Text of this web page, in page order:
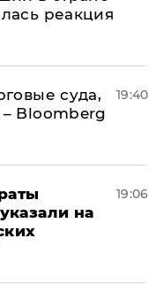
реакция
суда,
Bloomberg
19:40
на
19:06